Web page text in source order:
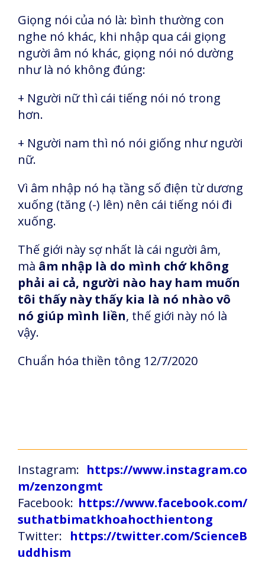
Giọng nói của nó là: bình thường con
nghe nó khác, khi nhập qua cái giọng
người âm nó khác, giọng nói nó dường
như là nó không đúng:
+ Người nữ thì cái tiếng nói nó trong
hơn.
+ Người nam thì nó nói giống như người
nữ.
Vì âm nhập nó hạ tầng số điện từ dương
xuống (tăng (-) lên) nên cái tiếng nói đi
xuống.
Thế giới này sợ nhất là cái người âm,
mà âm nhập là do mình chớ không
phải ai cả, người nào hay ham muốn
tôi thấy này thấy kia là nó nhào vô
nó giúp mình liền, thế giới này nó là
vậy.
Chuẩn hóa thiền tông 12/7/2020
Instagram: https://www.instagram.co
m/zenzongmt
Facebook: https://www.facebook.com/
suthatbimatkhoahocthientong
Twitter: https://twitter.com/ScienceB
uddhism